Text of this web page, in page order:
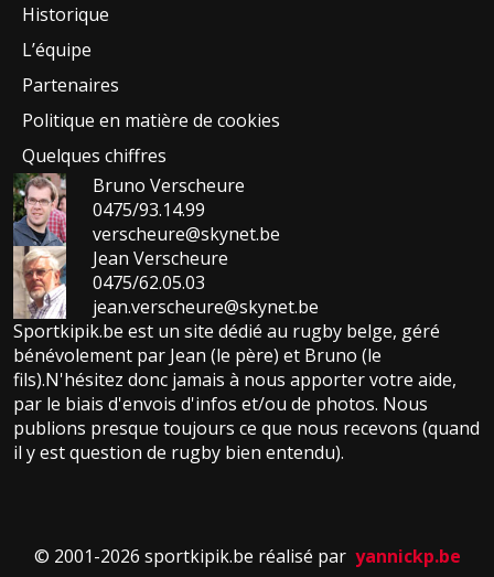
Historique
L’équipe
Partenaires
Politique en matière de cookies
Quelques chiffres
Bruno Verscheure
0475/93.14.99
verscheure@skynet.be
Jean Verscheure
0475/62.05.03
jean.verscheure@skynet.be
Sportkipik.be est un site dédié au rugby belge, géré
bénévolement par Jean (le père) et Bruno (le
fils).N'hésitez donc jamais à nous apporter votre aide,
par le biais d'envois d'infos et/ou de photos. Nous
publions presque toujours ce que nous recevons (quand
il y est question de rugby bien entendu).
© 2001-2026 sportkipik.be réalisé par yannickp.be